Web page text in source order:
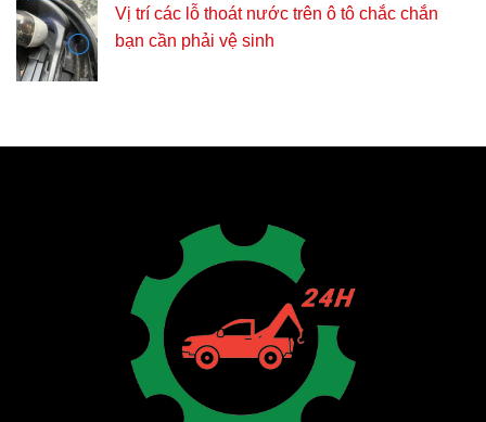
Vị trí các lỗ thoát nước trên ô tô chắc chắn
bạn cần phải vệ sinh